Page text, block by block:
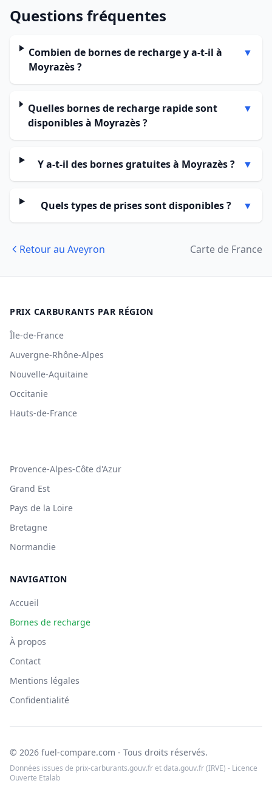
Questions fréquentes
Combien de bornes de recharge y a-t-il à
Moyrazès ?
▼
Quelles bornes de recharge rapide sont
disponibles à Moyrazès ?
▼
Y a-t-il des bornes gratuites à Moyrazès ? ▼
Quels types de prises sont disponibles ? ▼
Retour au Aveyron Carte de France
PRIX CARBURANTS PAR RÉGION
Île-de-France
Auvergne-Rhône-Alpes
Nouvelle-Aquitaine
Occitanie
Hauts-de-France
Provence-Alpes-Côte d'Azur
Grand Est
Pays de la Loire
Bretagne
Normandie
NAVIGATION
Accueil
Bornes de recharge
À propos
Contact
Mentions légales
Confidentialité
© 2026 fuel-compare.com - Tous droits réservés.
Données issues de prix-carburants.gouv.fr et data.gouv.fr (IRVE) - Licence
Ouverte Etalab